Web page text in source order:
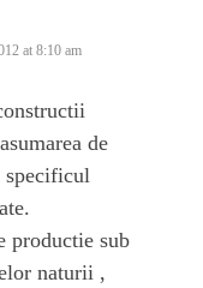
at 8:10 am
de
productie sub
naturii ,